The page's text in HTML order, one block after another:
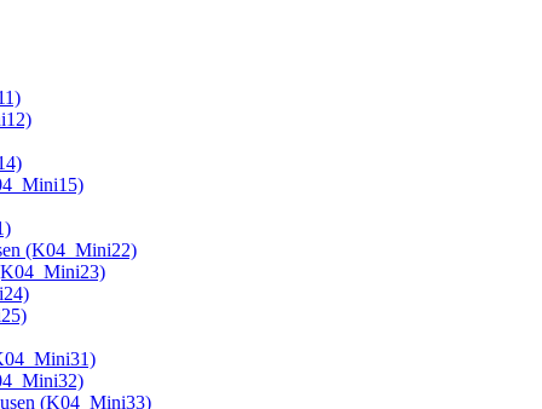
(K04_Mini22)
(K04_Mini33)